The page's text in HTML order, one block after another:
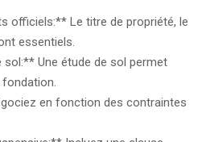
officiels:** Le titre de propriété, le
essentiels.
sol:** Une étude de sol permet
fondation.
en fonction des contraintes